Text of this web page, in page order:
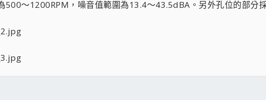
500～1200RPM，噪音值範圍為13.4～43.5dBA。另外孔位的部分